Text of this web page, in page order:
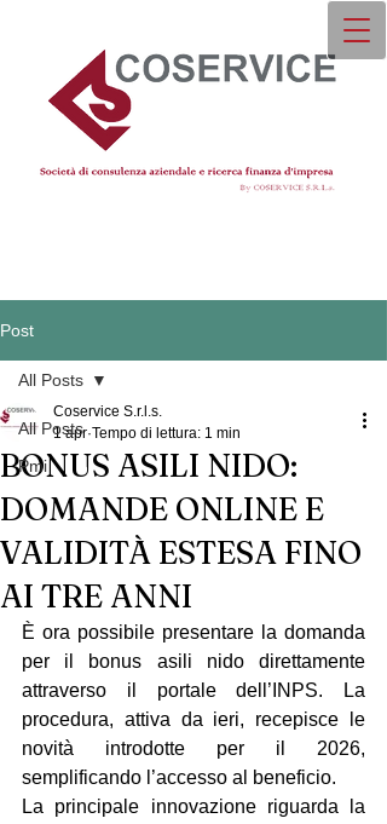
Post
All Posts
Pmi
All Posts
BONUS ASILI NIDO:
DOMANDE ONLINE E
VALIDITÀ ESTESA FINO
AI TRE ANNI
Coservice S.r.l.s.
1 apr Tempo di lettura: 1 min
È ora possibile presentare la domanda
per il bonus asili nido direttamente
attraverso il portale dell’INPS. La
procedura, attiva da ieri, recepisce le
novità introdotte per il 2026,
semplificando l’accesso al beneficio.
La principale innovazione riguarda la